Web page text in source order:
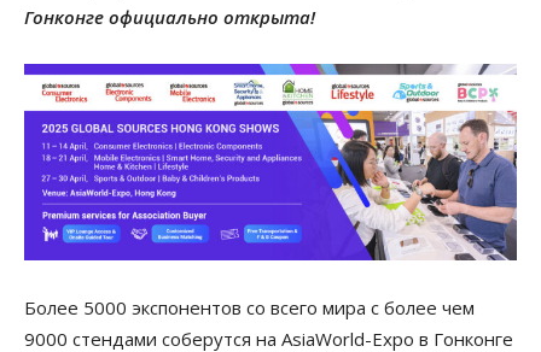
Гонконге официально открыта!
Более 5000 экспонентов со всего мира с более чем
9000 стендами соберутся на AsiaWorld-Expo в Гонконге